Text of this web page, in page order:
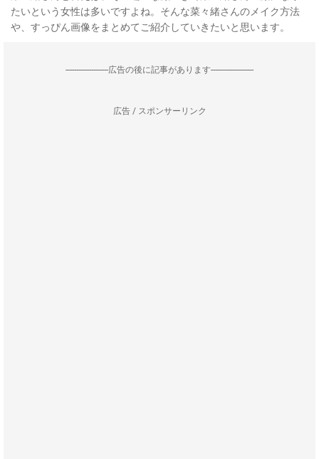
たいという女性は多いですよね。そんな菜々緒さんのメイク方法
や、すっぴん画像をまとめてご紹介していきたいと思います。
--------------------広告の後に記事があります--------------------
広告 / スポンサーリンク